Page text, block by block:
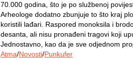
70.000 godina, što je po službenoj
Arheologe dodatno zbunjuje to što kraj
koristili lađari. Raspored monoksila i
desanta, ali nisu pronađeni tragovi koji
Jednostavno, kao da je sve odjednom
Atma/Novosti/Punkufer